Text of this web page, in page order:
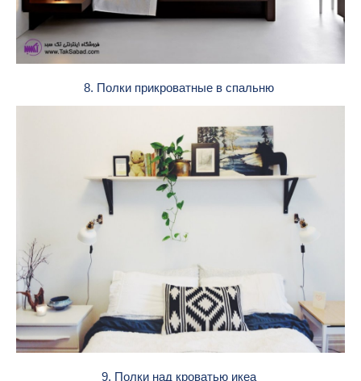
8. Полки прикроватные в спальню
9. Полки над кроватью икеа